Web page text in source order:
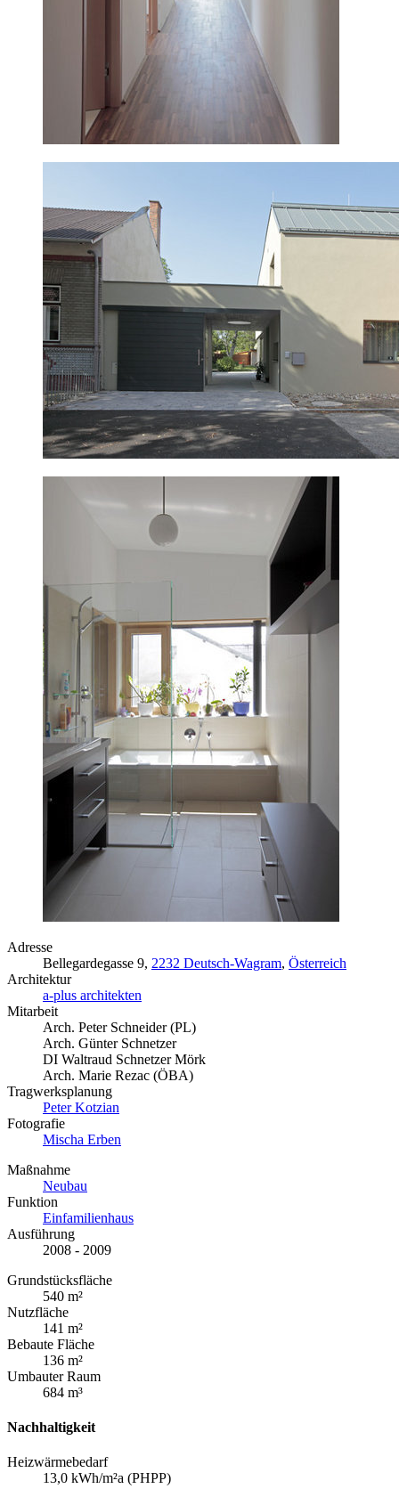
Adresse
Bellegardegasse 9, 2232 Deutsch-Wagram, Österreich
Architektur
a-plus architekten
Mitarbeit
Arch. Peter Schneider (PL)
Arch. Günter Schnetzer
DI Waltraud Schnetzer Mörk
Arch. Marie Rezac (ÖBA)
Tragwerksplanung
Peter Kotzian
Fotografie
Mischa Erben
Maßnahme
Neubau
Funktion
Einfamilienhaus
Ausführung
2008 - 2009
Grundstücksfläche
540 m²
Nutzfläche
141 m²
Bebaute Fläche
136 m²
Umbauter Raum
684 m³
Nachhaltigkeit
Heizwärmebedarf
13,0 kWh/m²a (PHPP)